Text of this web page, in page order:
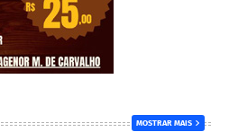
MOSTRAR MAIS